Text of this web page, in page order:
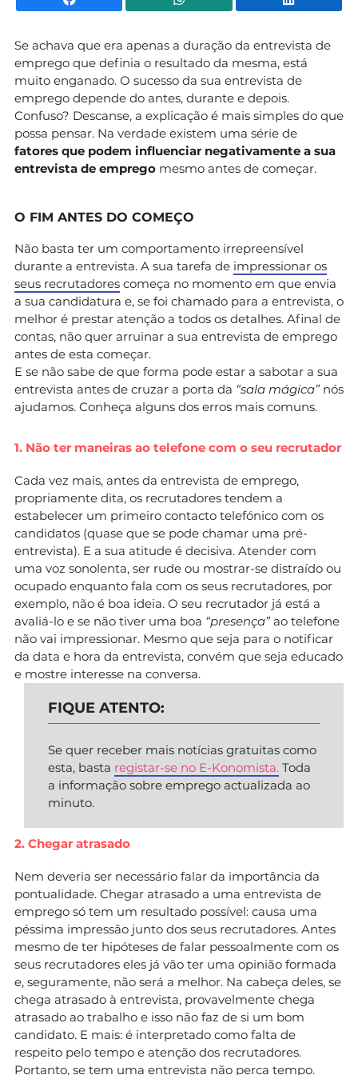
Se achava que era apenas a duração da entrevista de
emprego que definia o resultado da mesma, está
muito enganado. O sucesso da sua entrevista de
emprego depende do antes, durante e depois.
Confuso? Descanse, a explicação é mais simples do que
possa pensar. Na verdade existem uma série de
fatores que podem influenciar negativamente a sua
entrevista de emprego mesmo antes de começar.
O FIM ANTES DO COMEÇO
Não basta ter um comportamento irrepreensível
durante a entrevista. A sua tarefa de impressionar os
seus recrutadores começa no momento em que envia
a sua candidatura e, se foi chamado para a entrevista, o
melhor é prestar atenção a todos os detalhes. Afinal de
contas, não quer arruinar a sua entrevista de emprego
antes de esta começar.
E se não sabe de que forma pode estar a sabotar a sua
entrevista antes de cruzar a porta da “sala mágica”nós
ajudamos. Conheça alguns dos erros mais comuns.
1. Não ter maneiras ao telefone com o seu recrutador
Cada vez mais, antes da entrevista de emprego,
propriamente dita, os recrutadores tendem a
estabelecer um primeiro contacto telefónico com os
candidatos (quase que se pode chamar uma pré-
entrevista). E a sua atitude é decisiva. Atender com
uma voz sonolenta, ser rude ou mostrar-se distraído ou
ocupado enquanto fala com os seus recrutadores, por
exemplo, não é boa ideia. O seu recrutador já está a
avaliá-lo e se não tiver uma boa “presença”ao telefone
não vai impressionar. Mesmo que seja para o notificar
da data e hora da entrevista, convém que seja educado
e mostre interesse na conversa.
FIQUE ATENTO:
Se quer receber mais notícias gratuitas como
esta, basta registar-se no E-Konomista. Toda
a informação sobre emprego actualizada ao
minuto.
2. Chegar atrasado
Nem deveria ser necessário falar da importância da
pontualidade. Chegar atrasado a uma entrevista de
emprego só tem um resultado possível: causa uma
péssima impressão junto dos seus recrutadores. Antes
mesmo de ter hipóteses de falar pessoalmente com os
seus recrutadores eles já vão ter uma opinião formada
e, seguramente, não será a melhor. Na cabeça deles, se
chega atrasado à entrevista, provavelmente chega
atrasado ao trabalho e isso não faz de si um bom
candidato. E mais: é interpretado como falta de
respeito pelo tempo e atenção dos recrutadores.
Portanto, se tem uma entrevista não perca tempo.